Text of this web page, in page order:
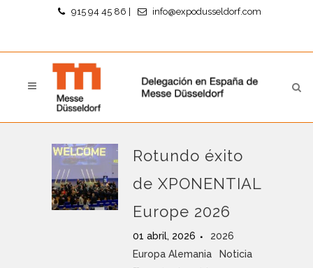
915 94 45 86 info@expodusseldorf.com
Rotundo éxito
de XPONENTIAL
Europe 2026
01 abril, 2026
2026
Europa Alemania
Noticia